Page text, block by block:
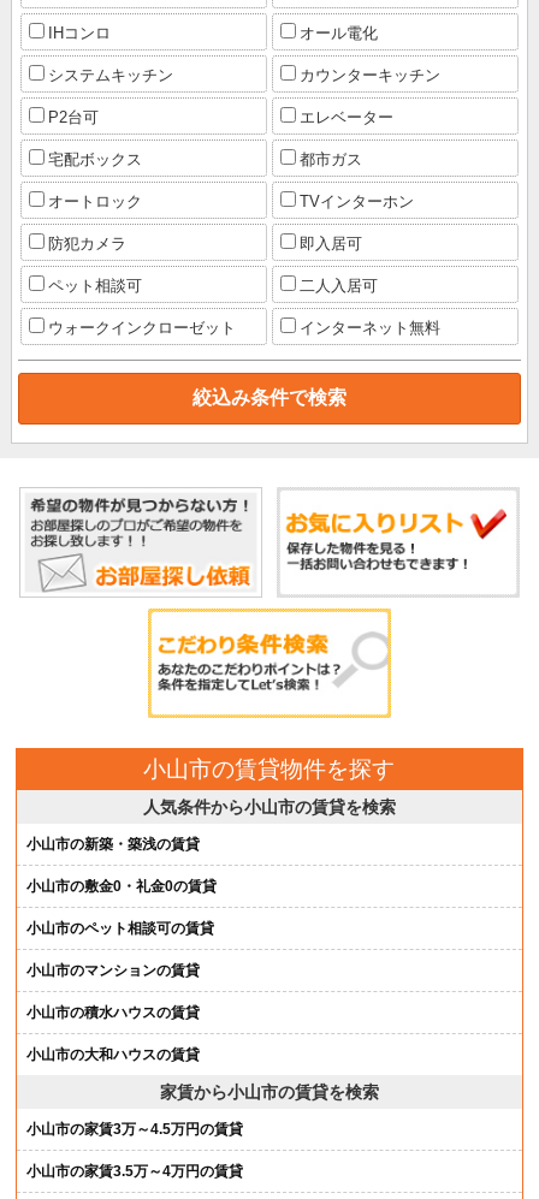
IHコンロ オール電化
システムキッチン カウンターキッチン
P2台可 エレベーター
宅配ボックス 都市ガス
オートロック TVインターホン
防犯カメラ 即入居可
ペット相談可 二人入居可
ウォークインクローゼット インターネット無料
小山市の賃貸物件を探す
人気条件から小山市の賃貸を検索
小山市の新築・築浅の賃貸
小山市の敷金0・礼金0の賃貸
小山市のペット相談可の賃貸
小山市のマンションの賃貸
小山市の積水ハウスの賃貸
小山市の大和ハウスの賃貸
家賃から小山市の賃貸を検索
小山市の家賃3万～4.5万円の賃貸
小山市の家賃3.5万～4万円の賃貸